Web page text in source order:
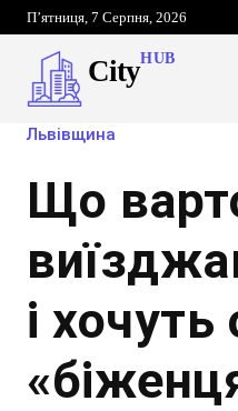
П’ятниця, 7 Серпня, 2026
CityHUB
Львівщина
Що
і